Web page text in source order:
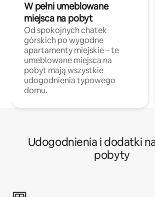
W pełni umeblowane
miejsca na pobyt
Od spokojnych chatek
górskich po wygodne
apartamenty miejskie – te
umeblowane miejsca na
pobyt mają wszystkie
udogodnienia typowego
domu.
Udogodnienia i dodatki
pobyty